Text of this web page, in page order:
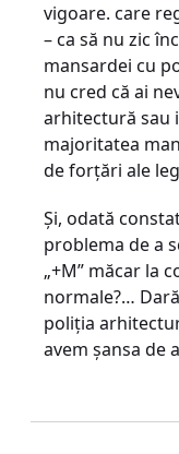
vigoare. care
– ca să nu zic
mansardei cu
nu cred că ai
arhitectură sau
majoritatea
de forţări ale
Şi, odată
problema de a
„+M” măcar la
normale?…
poliţia
avem şansa de